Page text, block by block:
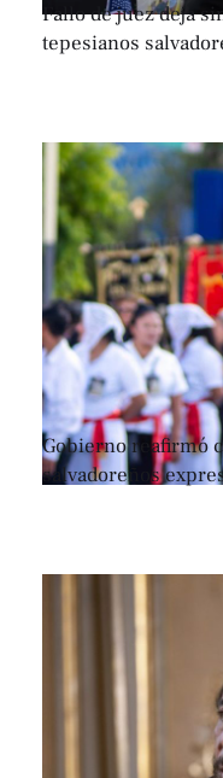
Fallo de juez deja
tepesianos
Gobierno reafirmó
salvadoreños